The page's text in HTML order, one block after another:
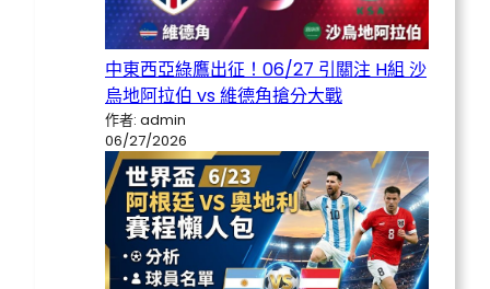
中東西亞綠鷹出征！06/27 引關注 H組 沙
烏地阿拉伯 vs 維德角搶分大戰
作者: admin
06/27/2026